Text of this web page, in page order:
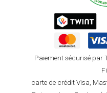
Paiement sécurisé par
carte de crédit Visa,